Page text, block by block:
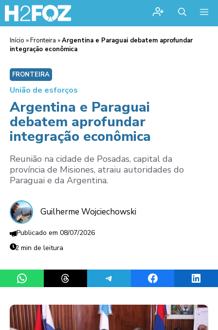
Início »Fronteira »Argentina e Paraguai debatem aprofundar
integração econômica
FRONTEIRA
União de esforços
Argentina e Paraguai
debatem aprofundar
integração econômica
Reunião na cidade de Posadas, capital da
província de Misiones, atraiu autoridades do
Paraguai e da Argentina.
Guilherme Wojciechowski
08/07/2026
2 min de leitura
Share on WhatsAppShare on ThreadsShare on TelegramShare on Facebook